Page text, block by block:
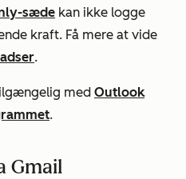
sæde kan ikke logge
kraft. Få mere at vide
.
med Outlook
.
Gmail